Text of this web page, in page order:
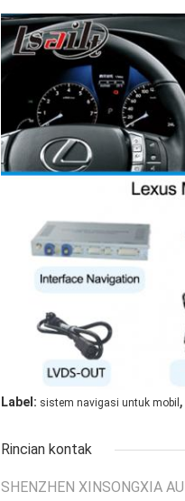
Label: sistem navigasi untuk mobil ,
Rincian kontak
SHENZHEN XINSONGXIA